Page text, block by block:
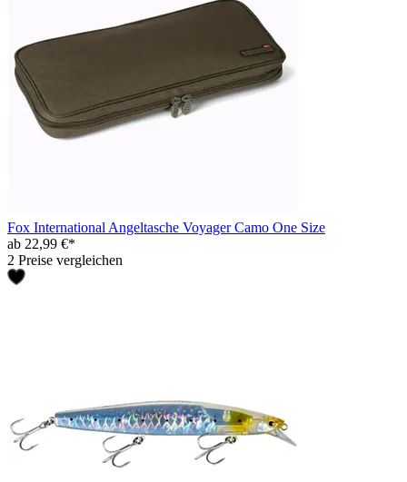
Fox International Angeltasche Voyager Camo One Size
ab 22,99 €*
2 Preise vergleichen